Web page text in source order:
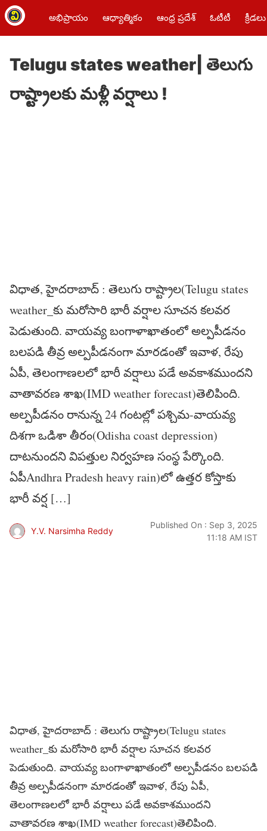
అభిప్రాయం ఆధ్యాత్మికం ఆంధ్ర ప్రదేశ్ ఓటీటీ క్రీడలు
Telugu states weather| తెలుగు
రాష్ట్రాలకు మళ్లీ వర్షాలు !
విధాత, హైదరాబాద్ : తెలుగు రాష్ట్రాల(Telugu states
weather_కు మరోసారి భారీ వర్షాల సూచన కలవర
పెడుతుంది. వాయవ్య బంగాళాఖాతంలో అల్పపీడనం
బలపడి తీవ్ర అల్పపీడనంగా మారడంతో ఇవాళ, రేపు
ఏపీ, తెలంగాణలలో భారీ వర్షాలు పడే అవకాశముందని
వాతావరణ శాఖ(IMD weather forecast)తెలిపింది.
అల్పపీడనం రానున్న 24 గంటల్లో పశ్చిమ-వాయవ్య
దిశగా ఒడిశా తీరం(Odisha coast depression)
దాటనుందని విపత్తుల నిర్వహణ సంస్థ పేర్కొంది.
ఏపీAndhra Pradesh heavy rain)లో ఉత్తర కోస్తాకు
భారీ వర్ష […]
Y.V. Narsimha Reddy
Published On : Sep 3, 2025
11:18 AM IST
విధాత, హైదరాబాద్ : తెలుగు రాష్ట్రాల(Telugu states
weather_కు మరోసారి భారీ వర్షాల సూచన కలవర
పెడుతుంది. వాయవ్య బంగాళాఖాతంలో అల్పపీడనం బలపడి
తీవ్ర అల్పపీడనంగా మారడంతో ఇవాళ, రేపు ఏపీ,
తెలంగాణలలో భారీ వర్షాలు పడే అవకాశముందని
వాతావరణ శాఖ(IMD weather forecast)తెలిపింది.